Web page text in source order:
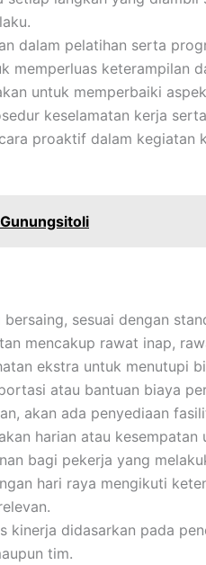
dalam pelatihan serta
memperluas keterampilan
untuk memperbaiki
keselamatan kerja
proaktif dalam kegiatan
sesuai dengan
mencakup rawat inap,
ekstra untuk menutupi
atau bantuan biaya
akan ada penyediaan
harian atau kesempatan
bagi pekerja yang
hari raya mengikuti
kinerja didasarkan pada
tim.